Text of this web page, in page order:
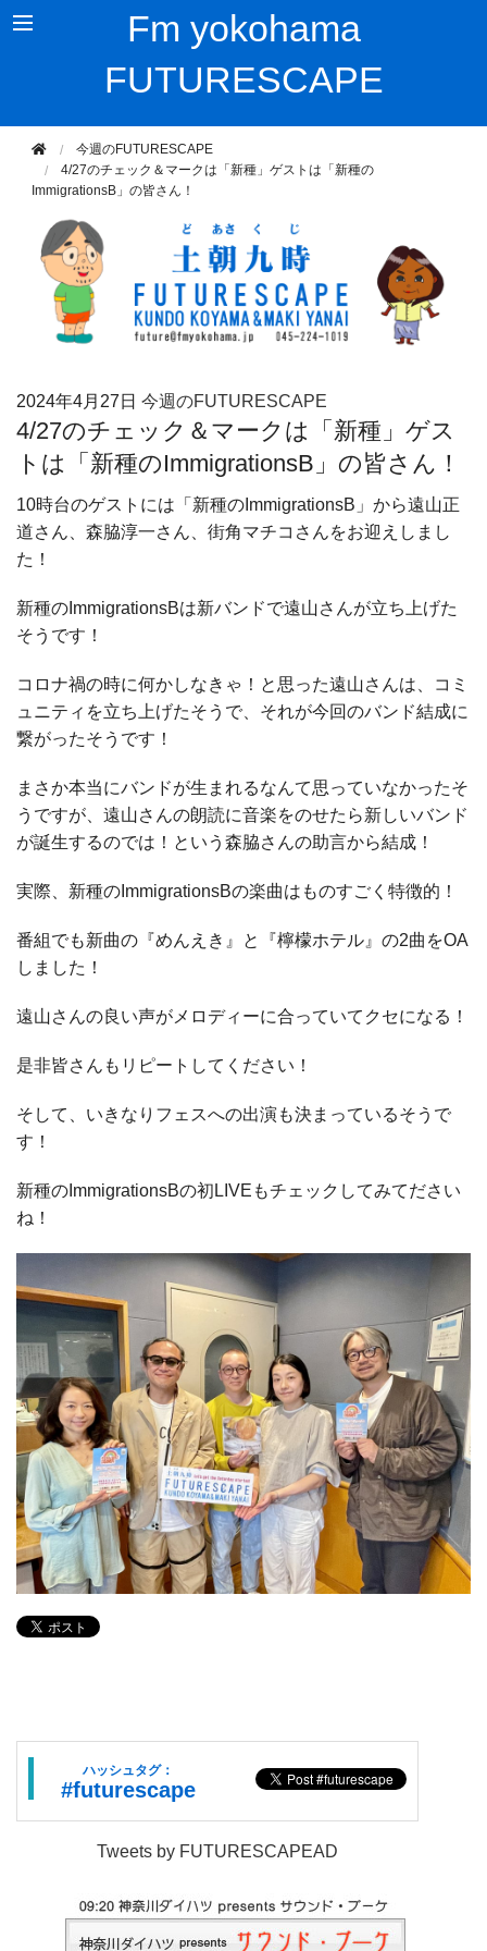
Fm yokohama
FUTURESCAPE
今週のFUTURESCAPE
4/27のチェック＆マークは「新種」ゲストは「新種の
ImmigrationsB」の皆さん！
2024年4月27日 今週のFUTURESCAPE
4/27のチェック＆マークは「新種」ゲス
トは「新種のImmigrationsB」の皆さん！
10時台のゲストには「新種のImmigrationsB」から遠山正
道さん、森脇淳一さん、街角マチコさんをお迎えしまし
た！
新種のImmigrationsBは新バンドで遠山さんが立ち上げた
そうです！
コロナ禍の時に何かしなきゃ！と思った遠山さんは、コミ
ュニティを立ち上げたそうで、それが今回のバンド結成に
繋がったそうです！
まさか本当にバンドが生まれるなんて思っていなかったそ
うですが、遠山さんの朗読に音楽をのせたら新しいバンド
が誕生するのでは！という森脇さんの助言から結成！
実際、新種のImmigrationsBの楽曲はものすごく特徴的！
番組でも新曲の『めんえき』と『檸檬ホテル』の2曲をOA
しました！
遠山さんの良い声がメロディーに合っていてクセになる！
是非皆さんもリピートしてください！
そして、いきなりフェスへの出演も決まっているそうで
す！
新種のImmigrationsBの初LIVEもチェックしてみてださい
ね！
ハッシュタグ：
#futurescape
Tweets by FUTURESCAPEAD